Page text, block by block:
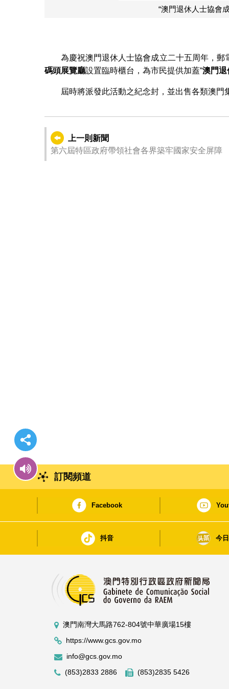
為慶祝澳門退休人士協會成立二十五周年，郵
碼頭展覽廳設置臨時櫃台，為市民提供加蓋“澳門退
屆時將派發此活動之紀念封，並出售各類澳門
上一則新聞
第六屆特區政府帶領社會各界築牢國家安全屏障
訂閱頻道
Facebook
抖音 今
澳門南灣大馬路762-804號中華廣場15樓
https://www.gcs.gov.mo
info@gcs.gov.mo
(853)2833 2886
(853)2835 5426